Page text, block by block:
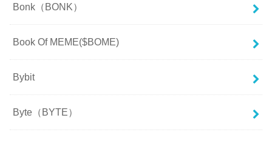
Bonk（BONK）
Book Of MEME($BOME)
Bybit
Byte（BYTE）